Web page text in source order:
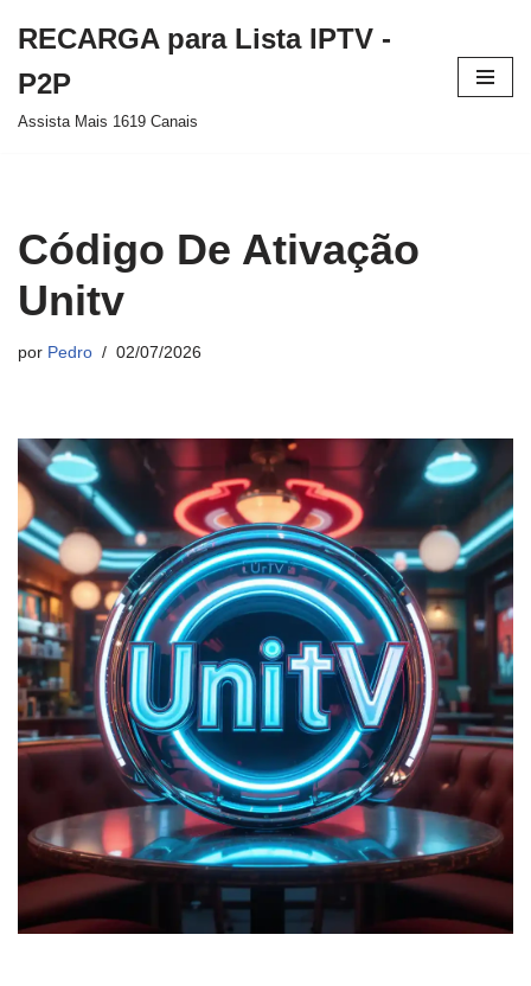
para
o
RECARGA para Lista IPTV -
P2P
Assista Mais 1619 Canais
Código De Ativação
Unitv
por Pedro 02/07/2026